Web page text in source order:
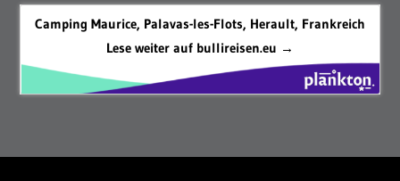
Camping Maurice, Palavas-les-Flots, Herault, Frankreich
Lese weiter auf bullireisen.eu →